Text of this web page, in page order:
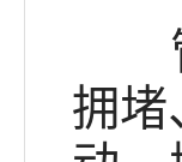
管
拥堵